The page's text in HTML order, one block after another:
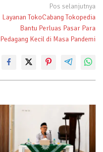
Pos selanjutnya
Layanan TokoCabang Tokopedia
Bantu Perluas Pasar Para
Pedagang Kecil di Masa Pandemi